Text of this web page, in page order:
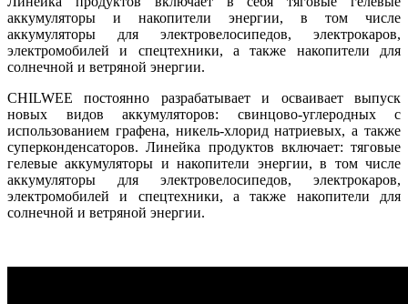
аккумуляторы и накопители энергии, в том числе
аккумуляторы для электровелосипедов, электрокаров,
электромобилей и спецтехники, а также накопители для
солнечной и ветряной энергии.
CHILWEE постоянно разрабатывает и осваивает выпуск
новых видов аккумуляторов: свинцово-углеродных с
использованием графена, никель-хлорид натриевых, а также
суперконденсаторов. Линейка продуктов включает: тяговые
гелевые аккумуляторы и накопители энергии, в том числе
аккумуляторы для электровелосипедов, электрокаров,
электромобилей и спецтехники, а также накопители для
солнечной и ветряной энергии.